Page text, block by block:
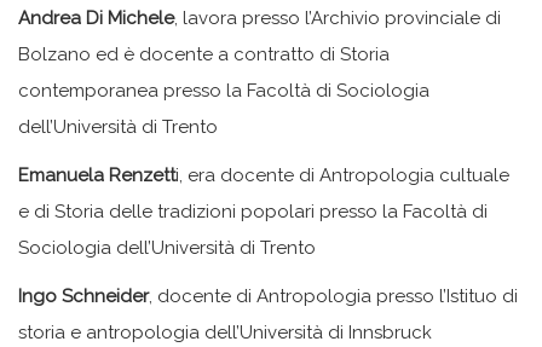
Andrea Di Michele, lavora presso l’Archivio provinciale di
Bolzano ed è docente a contratto di Storia
contemporanea presso la Facoltà di Sociologia
dell’Università di Trento
Emanuela Renzetti, era docente di Antropologia cultuale
e di Storia delle tradizioni popolari presso la Facoltà di
Sociologia dell’Università di Trento
Ingo Schneider, docente di Antropologia presso l’Istituo di
storia e antropologia dell’Università di Innsbruck